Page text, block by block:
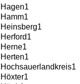
Hagen1
Hamm1
Heinsberg1
Herford1
Herne1
Herten1
Hochsauerlandkreis1
Höxter1